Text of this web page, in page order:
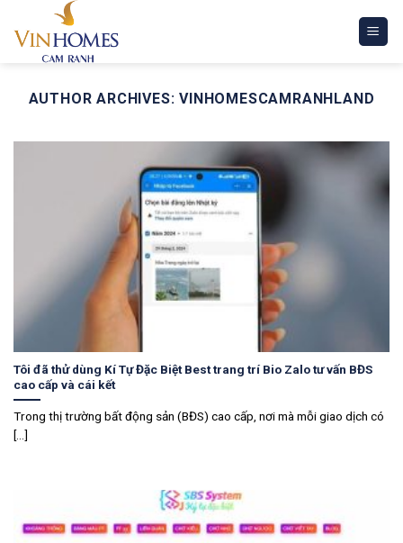
content
AUTHOR ARCHIVES:VINHOMESCAMRANHLAND
Tôi đã thử dùng Kí Tự Đặc Biệt Best trang trí Bio Zalo tư vấn BĐS
cao cấp và cái kết
Trong thị trường bất động sản (BĐS) cao cấp, nơi mà mỗi giao dịch có
[...]